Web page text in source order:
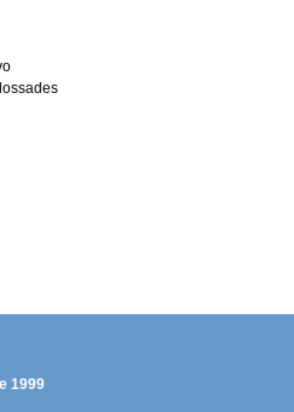
1999